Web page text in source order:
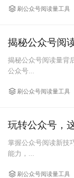
刷公众号阅读量工具
揭秘公众号阅
揭秘公众号阅读量背
公众号...
刷公众号阅读量工具
玩转公众号，
掌握公众号阅读新技
能力，...
刷公众号阅读量工具